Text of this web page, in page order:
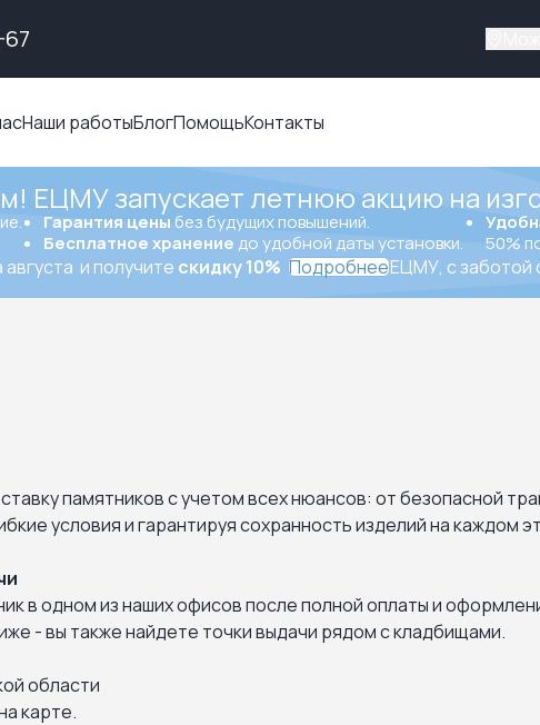
Наши работыБлогПомощьКонтакты
ЕЦМУ запускает летнюю акцию на
Гарантия цены без будущих повышений.
Бесплатное хранение до удобной даты установки.
50%
и получите скидку 10% ПодробнееЕЦМУ, с заботой
памятников с учетом всех нюансов: от безопасной
условия и гарантируя сохранность изделий на каждом
в одном из наших офисов после полной оплаты и
- вы также найдете точки выдачи рядом с кладбищами.
области
карте.